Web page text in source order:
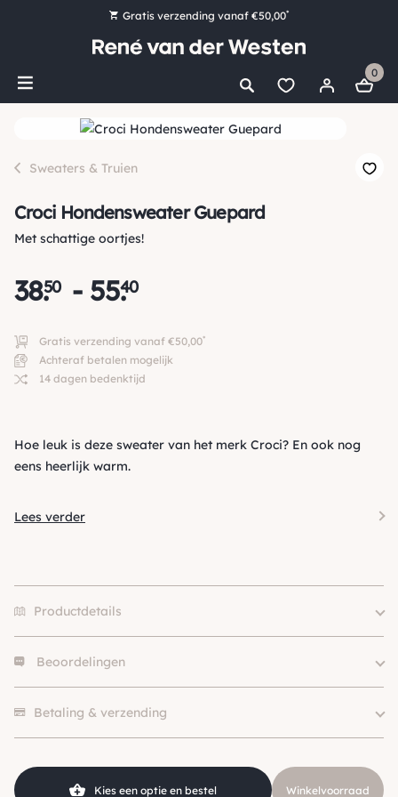
Gratis verzending vanaf €50,00*
Bestel nu, betaal later met Klarna
Ruim 16.000 artikelen op voorraad
0
Sweaters & Truien
Croci Hondensweater Guepard
Met schattige oortjes!
38.
50 - 55.
40
Gratis verzending vanaf €50,00*
Achteraf betalen mogelijk
14 dagen bedenktijd
Hoe leuk is deze sweater van het merk Croci? En ook nog
eens heerlijk warm.
Lees verder
Productdetails
45 cm, 50 cm
Kleur
Beoordelingen
Betaling & verzending
Kies een optie en bestel Winkelvoorraad